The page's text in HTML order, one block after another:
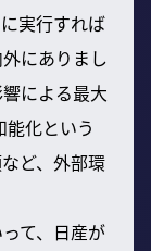
実行すれば
にありまし
による最大
化という
ど、外部環
て、日産が